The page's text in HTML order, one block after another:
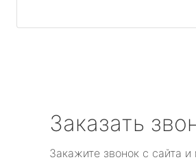
Заказать
Закажите звонок с сайта